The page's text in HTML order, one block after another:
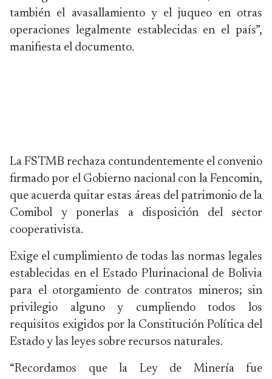
también el avasallamiento y el juqueo en otras
operaciones legalmente establecidas en el país”,
manifiesta el documento.
La FSTMB rechaza contundentemente el convenio
firmado por el Gobierno nacional con la Fencomin,
que acuerda quitar estas áreas del patrimonio de la
Comibol y ponerlas a disposición del sector
cooperativista.
Exige el cumplimiento de todas las normas legales
establecidas en el Estado Plurinacional de Bolivia
para el otorgamiento de contratos mineros; sin
privilegio alguno y cumpliendo todos los
requisitos exigidos por la Constitución Política del
Estado y las leyes sobre recursos naturales.
“Recordamos que la Ley de Minería fue